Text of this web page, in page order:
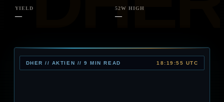
YIELD
—
52W HIGH
—
DHER // AKTIEN // 9 MIN READ 18:19:55 UTC